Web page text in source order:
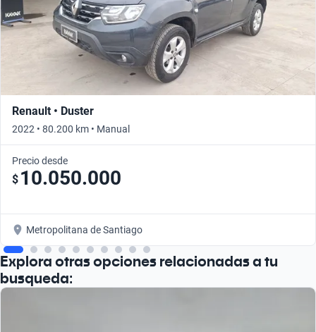
Renault • Duster
2022 • 80.200 km • Manual
Precio desde
$ 10.050.000
Metropolitana de Santiago
Explora otras opciones relacionadas a tu
busqueda: